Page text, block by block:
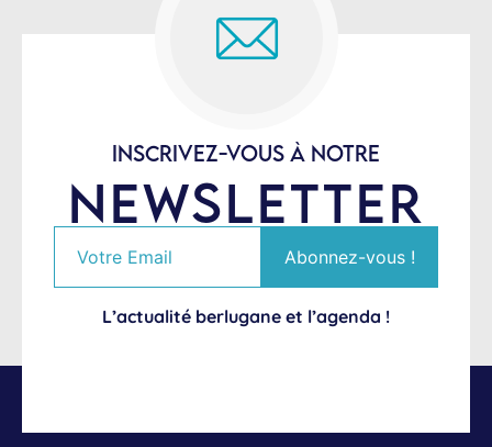
INSCRIVEZ-VOUS À NOTRE
NEWSLETTER
L’actualité berlugane et l’agenda !